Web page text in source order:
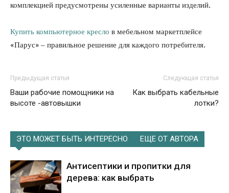
комплекцией предусмотрены усиленные варианты изделий.
Купить компьютерное кресло в мебельном маркетплейсе
«Парус» – правильное решение для каждого потребителя.
Предыдущая статья
Ваши рабочие помощники на
высоте -автовышки
Следующая статья
Как выбрать кабельные
лотки?
ЭТО МОЖЕТ БЫТЬ ИНТЕРЕСНО ЕЩЕ ОТ АВТОРА
Антисептики и пропитки для
дерева: как выбрать